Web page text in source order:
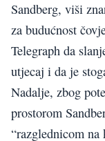
Sandberg, viši
za budućnost
Telegraph da
utjecaj i da je
Nadalje, zbog
prostorom
“razglednicom